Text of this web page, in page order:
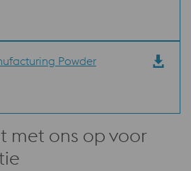
Powder
met ons op voor